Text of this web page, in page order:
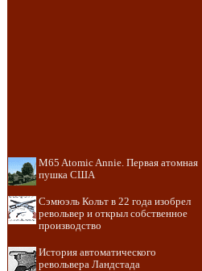
M65 Atomic Annie. Первая атомная
пушка США
Сэмюэль Кольт в 22 года изобрел
револьвер и открыл собственное
производство
История автоматического
револьвера Ландстада